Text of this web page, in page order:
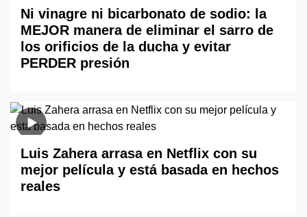
Ni vinagre ni bicarbonato de sodio: la
MEJOR manera de eliminar el sarro de
los orificios de la ducha y evitar
PERDER presión
Luis Zahera arrasa en Netflix con su
mejor película y está basada en hechos
reales